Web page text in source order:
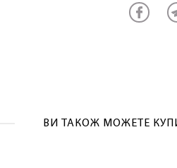
ВИ ТАКОЖ МОЖЕТЕ